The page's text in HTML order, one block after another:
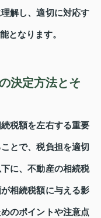
解し、適切に対応す
となります。
決定方法とそ
税額を左右する重要
とで、税負担を適切
に、不動産の相続税
相続税額に与える影
のポイントや注意点